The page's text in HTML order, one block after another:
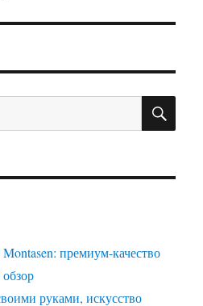
премиум-качество
руками, искусство